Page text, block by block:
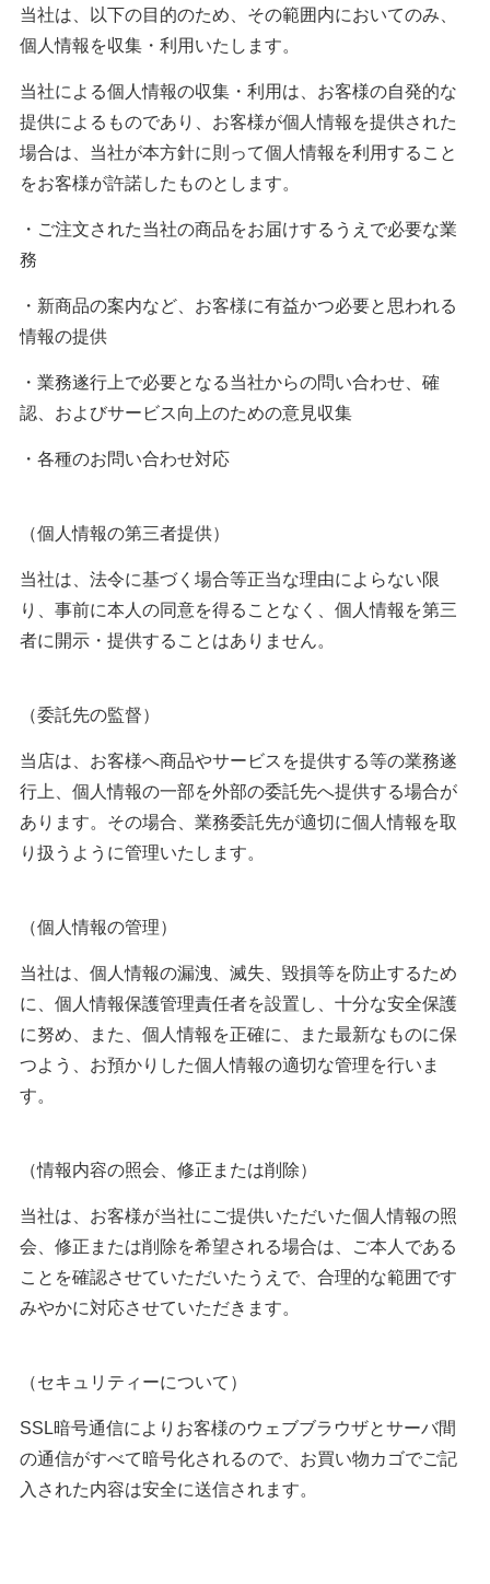
当社は、以下の目的のため、その範囲内においてのみ、
個人情報を収集・利用いたします。
当社による個人情報の収集・利用は、お客様の自発的な
提供によるものであり、お客様が個人情報を提供された
場合は、当社が本方針に則って個人情報を利用すること
をお客様が許諾したものとします。
・ご注文された当社の商品をお届けするうえで必要な業
務
・新商品の案内など、お客様に有益かつ必要と思われる
情報の提供
・業務遂行上で必要となる当社からの問い合わせ、確
認、およびサービス向上のための意見収集
・各種のお問い合わせ対応
（個人情報の第三者提供）
当社は、法令に基づく場合等正当な理由によらない限
り、事前に本人の同意を得ることなく、個人情報を第三
者に開示・提供することはありません。
（委託先の監督）
当店は、お客様へ商品やサービスを提供する等の業務遂
行上、個人情報の一部を外部の委託先へ提供する場合が
あります。その場合、業務委託先が適切に個人情報を取
り扱うように管理いたします。
（個人情報の管理）
当社は、個人情報の漏洩、滅失、毀損等を防止するため
に、個人情報保護管理責任者を設置し、十分な安全保護
に努め、また、個人情報を正確に、また最新なものに保
つよう、お預かりした個人情報の適切な管理を行いま
す。
（情報内容の照会、修正または削除）
当社は、お客様が当社にご提供いただいた個人情報の照
会、修正または削除を希望される場合は、ご本人である
ことを確認させていただいたうえで、合理的な範囲です
みやかに対応させていただきます。
（セキュリティーについて）
SSL暗号通信によりお客様のウェブブラウザとサーバ間
の通信がすべて暗号化されるので、お買い物カゴでご記
入された内容は安全に送信されます。